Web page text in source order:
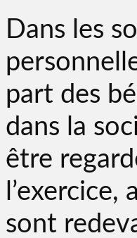
Dans les
part des
dans la
être
sont